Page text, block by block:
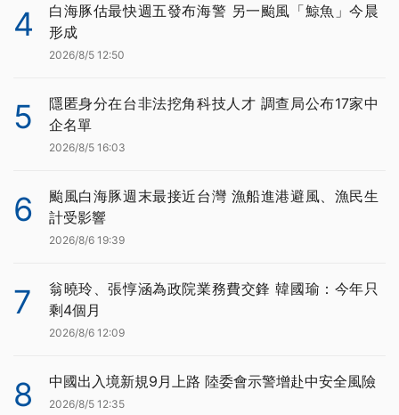
4
白海豚估最快週五發布海警 另一颱風「鯨魚」今晨
形成
2026/8/5 12:50
5
隱匿身分在台非法挖角科技人才 調查局公布17家中
企名單
2026/8/5 16:03
6
颱風白海豚週末最接近台灣 漁船進港避風、漁民生
計受影響
2026/8/6 19:39
7
翁曉玲、張惇涵為政院業務費交鋒 韓國瑜：今年只
剩4個月
2026/8/6 12:09
8 中國出入境新規9月上路 陸委會示警增赴中安全風險
2026/8/5 12:35